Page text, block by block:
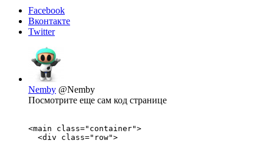
Facebook
Вконтакте
Twitter
Nemby @Nemby
Посмотрите еще сам код странице
<main class="container">
  <div class="row">